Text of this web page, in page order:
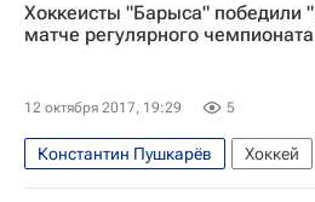
Хоккеисты "Барыса" победили
матче регулярного
12 октября 2017, 19:29 5
Константин Пушкарёв Хоккей
КХЛ 2025-2026
Барыс